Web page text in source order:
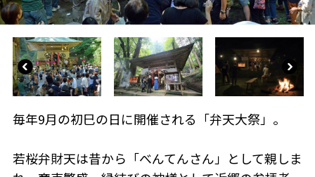
毎年9月の初巳の日に開催される「弁天大祭」。
若桜弁財天は昔から「べんてんさん」として親しま